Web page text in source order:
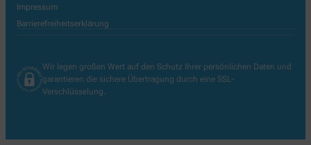
Impressum
Barrierefreiheitserklärung
Wir legen großen Wert auf den Schutz Ihrer persönlichen Daten und
garantieren die sichere Übertragung durch eine SSL-
Verschlüsselung.